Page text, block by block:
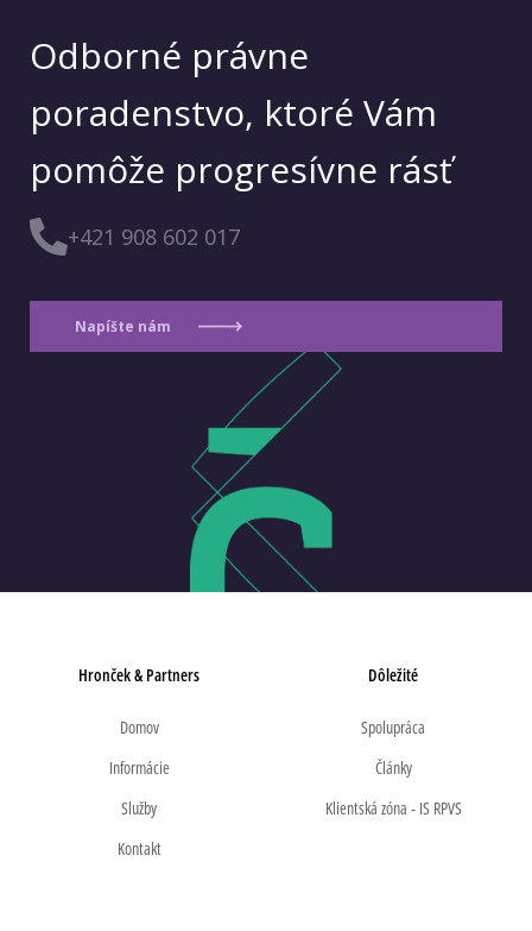
Odborné právne
poradenstvo, ktoré Vám
pomôže progresívne rásť
+421 908 602 017
Napíšte nám
Hronček & Partners
Domov
Informácie
Služby
Kontakt
Dôležité
Spolupráca
Články
Klientská zóna - IS RPVS